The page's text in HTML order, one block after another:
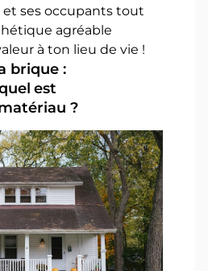
et ses occupants tout
agréable
à ton lieu de vie !
brique :
est
?